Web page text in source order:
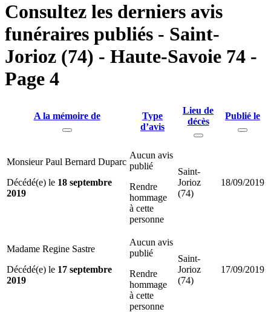
Consultez les derniers avis
funéraires publiés - Saint-
Jorioz (74) - Haute-Savoie 74 -
Page 4
A la mémoire de
Type
d’avis
Lieu de
décès
Publié le
Monsieur Paul Bernard Duparc
Décédé(e) le 18 septembre
2019
Aucun avis
publié
Rendre
hommage
à cette
personne
Saint-
Jorioz
(74)
18/09/2019
Madame Regine Sastre
Décédé(e) le 17 septembre
2019
Aucun avis
publié
Rendre
hommage
à cette
personne
Saint-
Jorioz
(74)
17/09/2019